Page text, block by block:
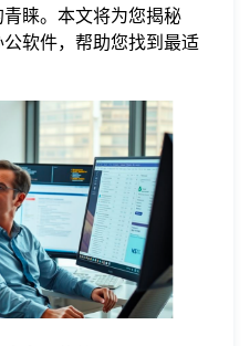
睐。本文将为您揭秘
软件，帮助您找到最适